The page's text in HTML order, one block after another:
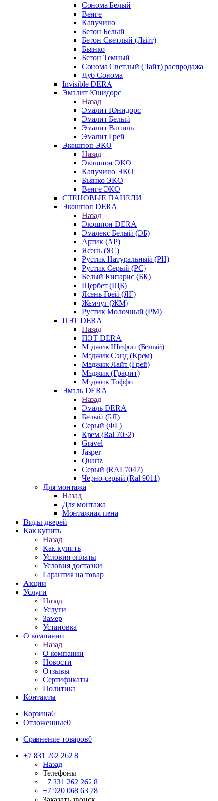
Сонома Белый
Венге
Капучино
Бетон Белый
Бетон Светлый (Лайт)
Бьянко
Бетон Темный
Сонома Светлый (Лайт) распродажа
Дуб Сонома
Invisible DERA
Эмалит Юнидорс
Назад
Эмалит Юнидорс
Эмалит Белый
Эмалит Ваниль
Эмалит Грей
Экошпон ЭКО
Назад
Экошпон ЭКО
Капучино ЭКО
Бьянко ЭКО
Венге ЭКО
СТЕНОВЫЕ ПАНЕЛИ
Экошпон DERA
Назад
Экошпон DERA
Эмалекс Белый (ЭБ)
Артик (АР)
Ясень (ЯС)
Рустик Натуральный (РН)
Рустик Серый (РС)
Белый Кипарис (БК)
Щербет (ЩБ)
Ясень Грей (ЯГ)
Жемчуг (ЖМ)
Рустик Молочный (РМ)
ПЭТ DERA
Назад
ПЭТ DERA
Мэджик Шифон (Белый)
Мэджик Сэнд (Крем)
Мэджик Лайт (Грей)
Мэджик (Графит)
Мэджик Тоффи
Эмаль DERA
Назад
Эмаль DERA
Белый (БЛ)
Серый (ФГ)
Крем (Ral 7032)
Gravel
Jasper
Quartz
Серый (RAL7047)
Черно-серый (Ral 9011)
Для монтажа
Назад
Для монтажа
Монтажная пена
Виды дверей
Как купить
Назад
Как купить
Условия оплаты
Условия доставки
Гарантия на товар
Акции
Услуги
Назад
Услуги
Замер
Установка
О компании
Назад
О компании
Новости
Отзывы
Сертификаты
Политика
Контакты
Корзина0
Отложенные0
Сравнение товаров0
+7 831 262 262 8
Назад
Телефоны
+7 831 262 262 8
+7 920 068 63 78
Заказать звонок